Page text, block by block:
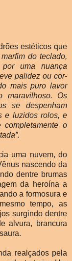
estéticos que
do teclado,
uma nuança
palidez ou cor-
mais puro lavor
Os
se despenham
e luzidos rolos, e
completamente o
uma nuvem, do
nascendo da
dentre brumas
da heroína a
a formosura e
tempo, as
surgindo dentre
alvura, brancura
realçados pela